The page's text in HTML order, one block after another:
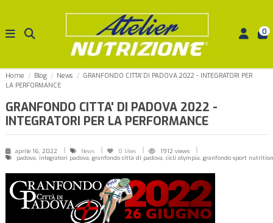
0
Home Blog News
GRANFONDO CITTA' DI PADOVA 2022 - INTEGRATORI PER
LA PERFORMANCE
GRANFONDO CITTA' DI PADOVA 2022 -
INTEGRATORI PER LA PERFORMANCE
aprile 16, 2022 News 0 likes
1912 views
padova, integratori padova, granfondo città di padova, cicli olympia, granfondo sport